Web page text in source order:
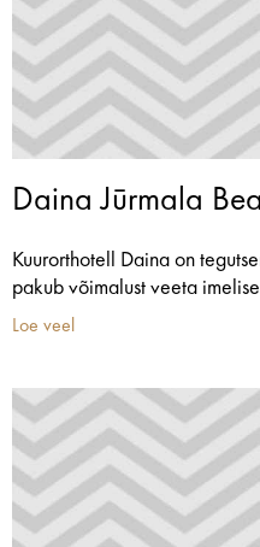
Daina Jūrmala
Kuurorthotell Daina on
pakub võimalust veeta
Loe veel